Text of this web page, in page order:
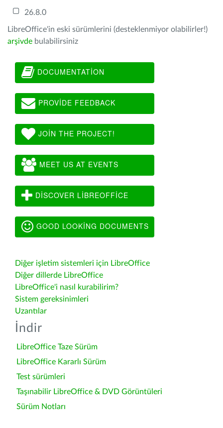
26.8.0
LibreOffice'in eski sürümlerini (desteklenmiyor olabilirler!)
arşivde bulabilirsiniz
DOCUMENTATION
PROVIDE FEEDBACK
JOIN THE PROJECT!
MEET US AT EVENTS
DISCOVER LIBREOFFICE
GOOD LOOKING DOCUMENTS
Diğer işletim sistemleri için LibreOffice
Diğer dillerde LibreOffice
LibreOffice'i nasıl kurabilirim?
Sistem gereksinimleri
Uzantılar
İndir
LibreOffice Taze Sürüm
LibreOffice Kararlı Sürüm
Test sürümleri
Taşınabilir LibreOffice & DVD Görüntüleri
Sürüm Notları